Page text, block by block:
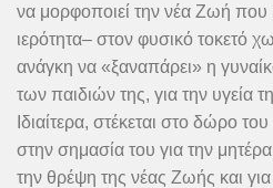
να μορφοποιεί την νέα Ζωή που
ιερότητα– στον φυσικό τοκετό
ανάγκη να «ξαναπάρει» η
των παιδιών της, για την υγεία
Ιδιαίτερα, στέκεται στο δώρο
στην σημασία του για την μητέρα
την θρέψη της νέας Ζωής και